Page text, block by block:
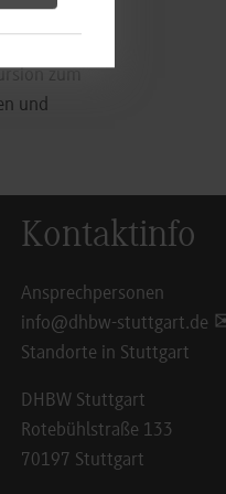
zum
und
Kontaktinfo
Ansprechpersonen
info@dhbw-stuttgart.de
Standorte in Stuttgart
DHBW Stuttgart
Rotebühlstraße 133
70197 Stuttgart